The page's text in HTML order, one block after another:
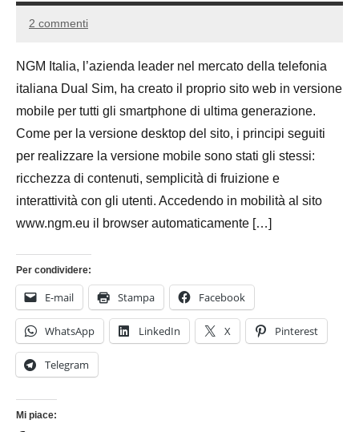
17
2016
Andrea
2 commenti
NGM Italia, l’azienda leader nel mercato della telefonia
italiana Dual Sim, ha creato il proprio sito web in versione
mobile per tutti gli smartphone di ultima generazione.
Come per la versione desktop del sito, i principi seguiti
per realizzare la versione mobile sono stati gli stessi:
ricchezza di contenuti, semplicità di fruizione e
interattività con gli utenti. Accedendo in mobilità al sito
www.ngm.eu il browser automaticamente […]
Per condividere:
E-mail Stampa Facebook
WhatsApp LinkedIn X Pinterest
Telegram
Mi piace: